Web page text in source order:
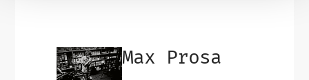
Max Prosa